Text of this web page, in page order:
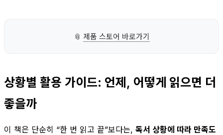
📎 제품 스토어 바로가기
상황별 활용 가이드: 언제, 어떻게 읽으면 더
좋을까
이 책은 단순히 “한 번 읽고 끝”보다는, 독서 상황에 따라 만족도